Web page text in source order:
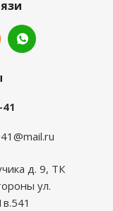
д. 9, ТК
ул.